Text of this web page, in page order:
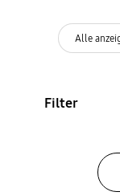
Alle
Filter